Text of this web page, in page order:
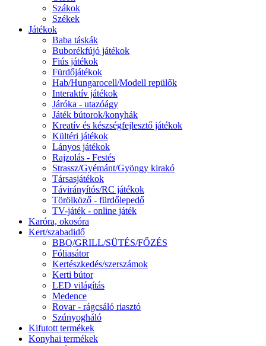
Szákok
Székek
Játékok
Baba táskák
Buborékfújó játékok
Fiús játékok
Fürdőjátékok
Hab/Hungarocell/Modell repülők
Interaktív játékok
Járóka - utazóágy
Játék bútorok/konyhák
Kreatív és készségfejlesztő játékok
Kültéri játékok
Lányos játékok
Rajzolás - Festés
Strassz/Gyémánt/Gyöngy kirakó
Társasjátékok
Távirányítós/RC játékok
Törölköző - fürdőlepedő
TV-játék - online játék
Karóra, okosóra
Kert/szabadidő
BBQ/GRILL/SÜTÉS/FŐZÉS
Fóliasátor
Kertészkedés/szerszámok
Kerti bútor
LED világítás
Medence
Rovar - rágcsáló riasztó
Szúnyogháló
Kifutott termékek
Konyhai termékek